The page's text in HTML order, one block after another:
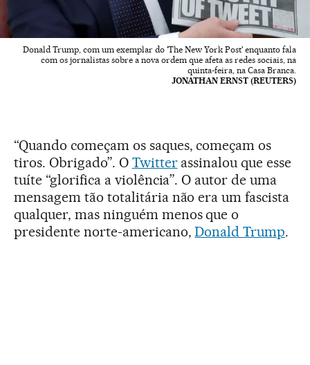
Donald Trump, com um exemplar do 'The New York Post' enquanto fala
com os jornalistas sobre a nova ordem que afeta as redes sociais, na
quinta-feira, na Casa Branca.
JONATHAN ERNST (REUTERS)
“Quando começam os saques, começam os
tiros. Obrigado”. O Twitterassinalou que esse
tuíte “glorifica a violência”. O autor de uma
mensagem tão totalitária não era um fascista
qualquer, mas ninguém menos que o
presidente norte-americano,Donald Trump.